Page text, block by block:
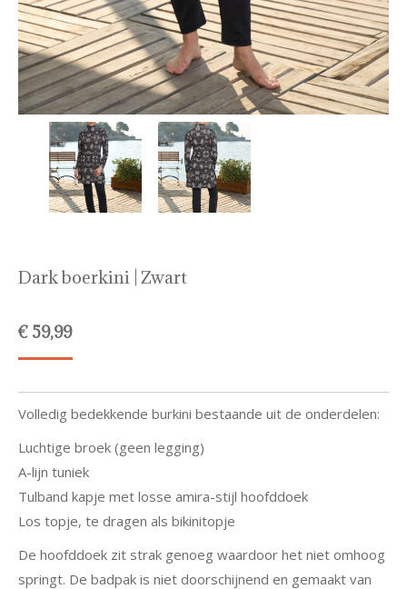
Dark boerkini | Zwart
€ 59,99
Volledig bedekkende burkini bestaande uit de onderdelen:
Luchtige broek (geen legging)
A-lijn tuniek
Tulband kapje met losse amira-stijl hoofddoek
Los topje, te dragen als bikinitopje
De hoofddoek zit strak genoeg waardoor het niet omhoog
springt. De badpak is niet doorschijnend en gemaakt van